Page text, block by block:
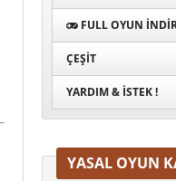
FULL OYUN
ÇEŞIT
YARDIM & İSTEK !
YASAL OYUN